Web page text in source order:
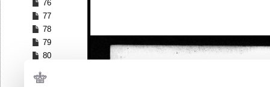
76
77
78
79
80
82